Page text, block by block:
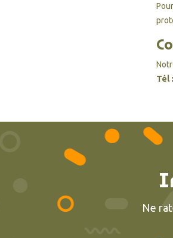
Tél :
Ne